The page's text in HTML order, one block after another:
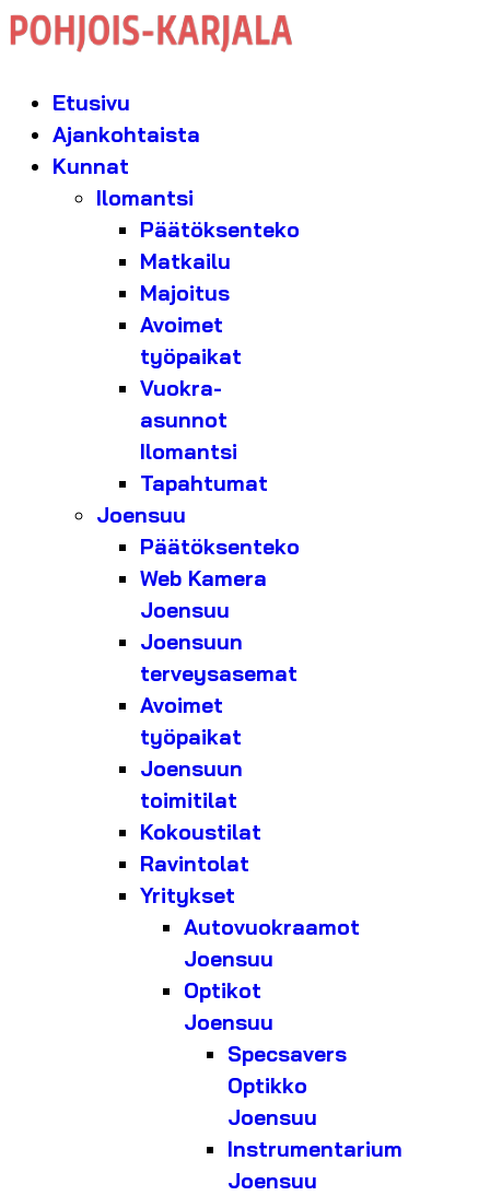
Etusivu
Ajankohtaista
Kunnat
Ilomantsi
Päätöksenteko
Matkailu
Majoitus
Avoimet
työpaikat
Vuokra-
asunnot
Ilomantsi
Tapahtumat
Joensuu
Päätöksenteko
Web Kamera
Joensuu
Joensuun
terveysasemat
Avoimet
työpaikat
Joensuun
toimitilat
Kokoustilat
Ravintolat
Yritykset
Autovuokraamot
Joensuu
Optikot
Joensuu
Specsavers
Optikko
Joensuu
Instrumentarium
Joensuu